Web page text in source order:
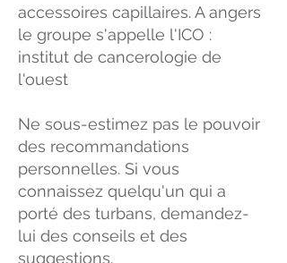
accessoires capillaires. A angers
le groupe s'appelle l'ICO :
institut de cancerologie de
l'ouest
Ne sous-estimez pas le pouvoir
des recommandations
personnelles. Si vous
connaissez quelqu'un qui a
porté des turbans, demandez-
lui des conseils et des
suggestions.